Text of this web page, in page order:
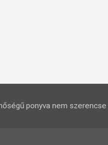
ponyva nem